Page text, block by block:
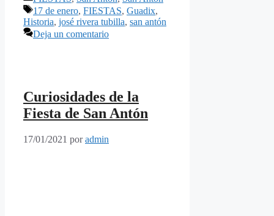
Etiquetas
17 de enero, FIESTAS, Guadix,
Historia, josé rivera tubilla, san antón
Deja un comentario
Curiosidades de la
Fiesta de San Antón
17/01/2021 poradmin